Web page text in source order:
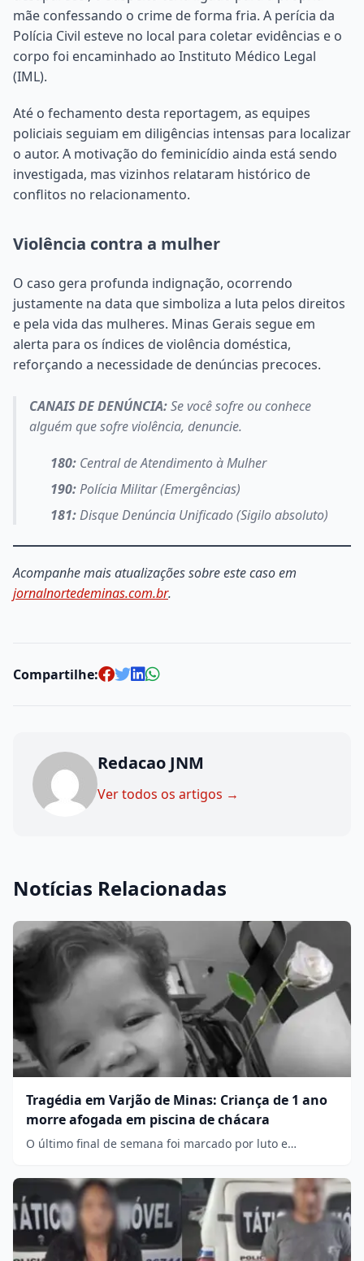
mãe confessando o crime de forma fria. A perícia da
Polícia Civil esteve no local para coletar evidências e o
corpo foi encaminhado ao Instituto Médico Legal
(IML).
Até o fechamento desta reportagem, as equipes
policiais seguiam em diligências intensas para localizar
o autor. A motivação do feminicídio ainda está sendo
investigada, mas vizinhos relataram histórico de
conflitos no relacionamento.
Violência contra a mulher
O caso gera profunda indignação, ocorrendo
justamente na data que simboliza a luta pelos direitos
e pela vida das mulheres. Minas Gerais segue em
alerta para os índices de violência doméstica,
reforçando a necessidade de denúncias precoces.
CANAIS DE DENÚNCIA:Se você sofre ou conhece
alguém que sofre violência, denuncie.
180: Central de Atendimento à Mulher
190:Polícia Militar (Emergências)
181:Disque Denúncia Unificado (Sigilo absoluto)
Acompanhe mais atualizações sobre este caso em
jornalnortedeminas.com.br.
Compartilhe:
Redacao JNM
Ver todos os artigos →
Notícias Relacionadas
Tragédia em Varjão de Minas: Criança de 1 ano
morre afogada em piscina de chácara
O último final de semana foi marcado por luto e…